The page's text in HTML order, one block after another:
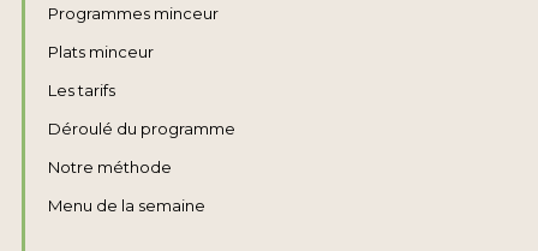
Programmes minceur
Plats minceur
Les tarifs
Déroulé du programme
Notre méthode
Menu de la semaine